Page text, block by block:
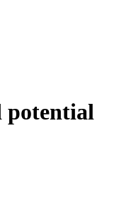
potential